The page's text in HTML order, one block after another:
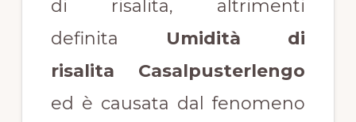
di risalita, altrimenti
definita Umidità di
risalita Casalpusterlengo
ed è causata dal fenomeno